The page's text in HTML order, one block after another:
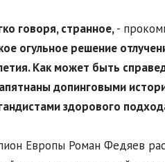
говоря, странное,-
огульное решение
Как может быть
допинговыми
здорового
Европы Роман Федяев